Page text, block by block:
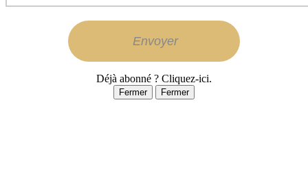
Déjà abonné ? Cliquez-ici.
Fermer Fermer